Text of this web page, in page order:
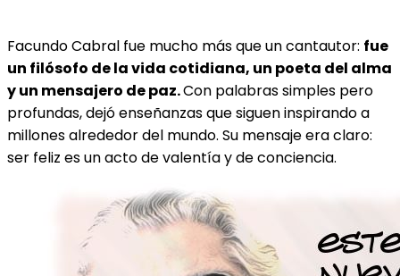
Facundo Cabral fue mucho más que un cantautor: fue
un filósofo de la vida cotidiana, un poeta del alma
y un mensajero de paz.Con palabras simples pero
profundas, dejó enseñanzas que siguen inspirando a
millones alrededor del mundo. Su mensaje era claro:
ser feliz es un acto de valentía y de conciencia.